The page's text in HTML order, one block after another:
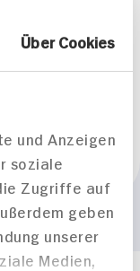
Über Cookies
und Anzeigen
soziale
Zugriffe auf
geben
unserer
Medien,